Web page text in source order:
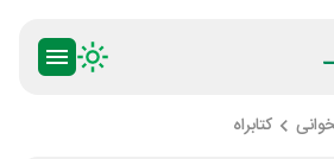
کتابراه